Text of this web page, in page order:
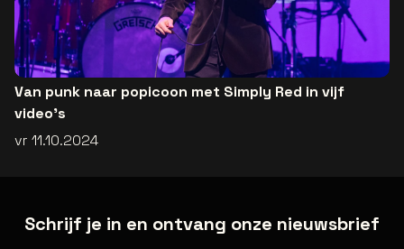
Van punk naar popicoon met Simply Red in vijf
video's
vr 11.10.2024
Schrijf je in en ontvang onze nieuwsbrief